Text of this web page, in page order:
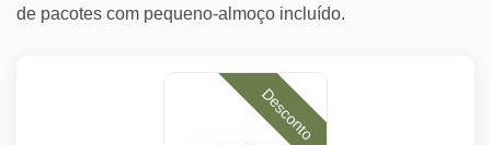
de pacotes com pequeno-almoço incluído.
Desconto